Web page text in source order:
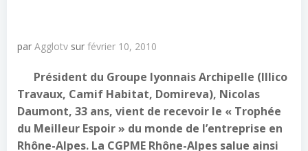
par Agglotv sur février 10, 2010
Président du Groupe lyonnais Archipelle (Illico
Travaux, Camif Habitat, Domireva), Nicolas
Daumont, 33 ans, vient de recevoir le « Trophée
du Meilleur Espoir » du monde de l’entreprise en
Rhône-Alpes. La CGPME Rhône-Alpes salue ainsi